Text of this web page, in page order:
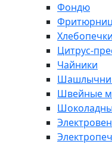
Фондю
Хлебопечки
Цитрус-
Чайники
Швейные